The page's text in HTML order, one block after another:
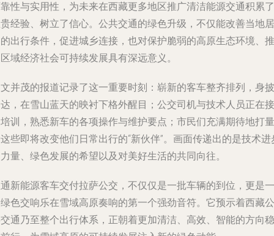
性与实用性，为未来在西藏更多地区推广清洁能源交通积累了
经验、树立了信心。公共交通的绿色升级，不仅能改善当地居
出行条件，促进城乡连接，也对保护脆弱的高原生态环境、推
域经济社会可持续发展具有深远意义。
并茂的报道记录了这一重要时刻：崭新的客车整齐排列，身披
，在雪山蓝天的映衬下格外醒目；公交司机与技术人员正在接
训，熟悉新车的各项操作与维护要点；市民们充满期待地打量
些即将改变他们日常出行的“新伙伴”。画面传递出的是技术进
量、绿色发展的希望以及对美好生活的共同向往。
新能源客车交付拉萨公交，不仅仅是一批车辆的到位，更是一
色交响乐在雪域高原奏响的第一个强劲音符。它预示着西藏公
通乃至整个出行体系，正朝着更加清洁、高效、智能的方向稳